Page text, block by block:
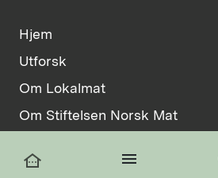
other_houses menu
Hjem
Utforsk
Om Lokalmat
Om Stiftelsen Norsk Mat
Informasjonskapsler